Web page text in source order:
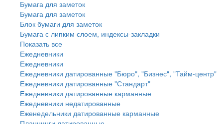
Бумага для заметок
Бумага для заметок
Блок бумаги для заметок
Бумага с липким слоем, индексы-закладки
Показать все
Ежедневники
Ежедневники
Ежедневники датированные "Бюро", "Бизнес", "Тайм-центр"
Ежедневники датированные "Стандарт"
Ежедневники датированные карманные
Ежедневники недатированные
Еженедельники датированные карманные